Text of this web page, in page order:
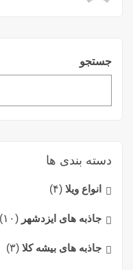
جستجو
دسته بندی ها
انواع ویلا (۴)
جاذبه های ایزدشهر (۱۰)
جاذبه های بیشه کلا (۳)